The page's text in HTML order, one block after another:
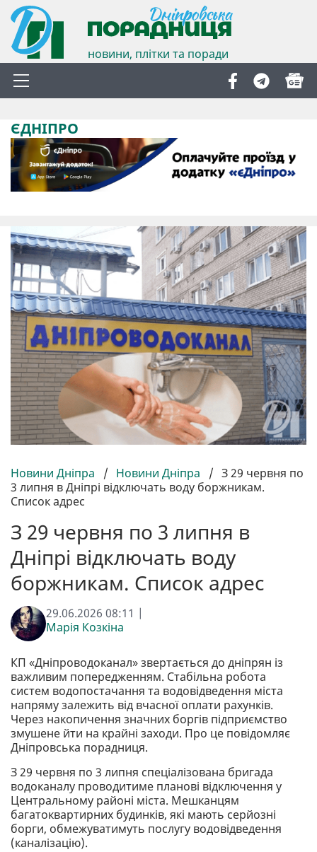
новини, плітки та поради
ЄДНІПРО
Новини Дніпра / Новини Дніпра / З 29 червня по
3 липня в Дніпрі відключать воду боржникам.
Список адрес
З 29 червня по 3 липня в
Дніпрі відключать воду
боржникам. Список адрес
29.06.2026 08:11 |
Марія Козкіна
КП «Дніпроводоканал» звертається до дніпрян із
важливим попередженням. Стабільна робота
систем водопостачання та водовідведення міста
напряму залежить від вчасної оплати рахунків.
Через накопичення значних боргів підприємство
змушене йти на крайні заходи. Про це повідомляє
Дніпровська порадниця.
З 29 червня по 3 липня спеціалізована бригада
водоканалу проводитиме планові відключення у
Центральному районі міста. Мешканцям
багатоквартирних будинків, які мають серйозні
борги, обмежуватимуть послугу водовідведення
(каналізацію).